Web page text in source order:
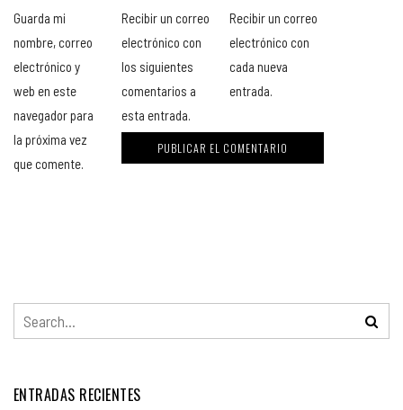
Guarda mi
nombre, correo
electrónico y
web en este
navegador para
la próxima vez
que comente.
Recibir un correo
electrónico con
los siguientes
comentarios a
esta entrada.
Recibir un correo
electrónico con
cada nueva
entrada.
ENTRADAS RECIENTES